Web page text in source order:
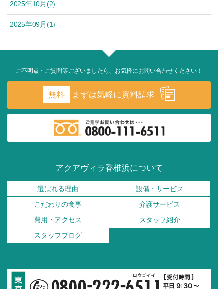
2025年10月(2)
2025年09月(1)
ご不明点・ご質問等ございましたら、お気軽にお問い合わせください！
無料 まずは気軽に資料請求
アクアヴィラ香椎浜について
選ばれる理由
設備・サービス
こだわりの食事
介護サービス
費用・アクセス
スタッフ紹介
スタッフブログ